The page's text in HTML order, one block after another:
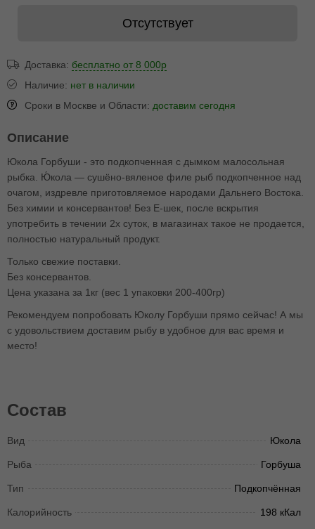
Отсутствует
Доставка: бесплатно от 8 000р
Наличие: нет в наличии
Сроки в Москве и Области: доставим сегодня
Описание
Юкола Горбуши - это подкопченная с дымком малосольная
рыбка. Ю́кола — сушёно-вяленое филе рыб подкопченное над
очагом, издревле приготовляемое народами Дальнего Востока.
Без химии и консервантов! Без E-шек, после вскрытия
употребить в течении 2х суток, в магазинах такое не продается,
полностью натуральный продукт.
Только свежие поставки.
Без консервантов.
Цена указана за 1кг (вес 1 упаковки 200-400гр)
Рекомендуем попробовать Юколу Горбуши прямо сейчас! А мы
с удовольствием доставим рыбу в удобное для вас время и
место!
Состав
Вид Юкола
Рыба Горбуша
Тип Подкопчённая
Калорийность 198 кКал